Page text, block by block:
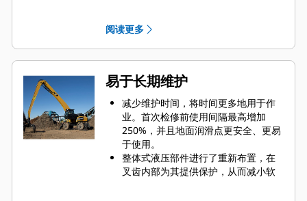
可消除机架上的薄弱点。
采用易于更换的铸造叉齿尖，增加磨
损寿命。
阅读更多
易于长期维护
减少维护时间，将时间更多地用于作
业。首次检修前使用间隔最高增加
250%，并且地面润滑点更安全、更易
于使用。
整体式液压部件进行了重新布置，在
叉齿内部为其提供保护，从而减小软